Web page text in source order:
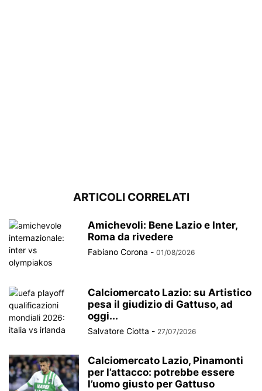
ARTICOLI CORRELATI
Amichevoli: Bene Lazio e Inter,
Roma da rivedere
Fabiano Corona - 01/08/2026
Calciomercato Lazio: su Artistico
pesa il giudizio di Gattuso, ad
oggi...
Salvatore Ciotta - 27/07/2026
Calciomercato Lazio, Pinamonti
per l’attacco: potrebbe essere
l’uomo giusto per Gattuso